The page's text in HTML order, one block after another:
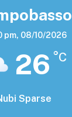
pm, 08/10/2026
26 °C
Sparse